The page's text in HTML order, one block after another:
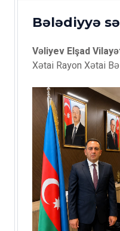
Bələdiyyə
Vəliyev Elşad
Xətai Rayon Xətai